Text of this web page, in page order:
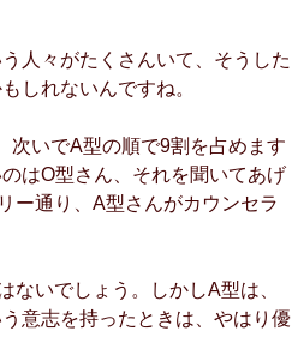
人々がたくさんいて、そうした
しれないんですね。
次いでA型の順で9割を占めます
はO型さん、それを聞いてあげ
ー通り、A型さんがカウンセラ
ないでしょう。しかしA型は、
意志を持ったときは、やはり優